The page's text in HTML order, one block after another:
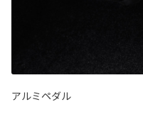
アルミペダル